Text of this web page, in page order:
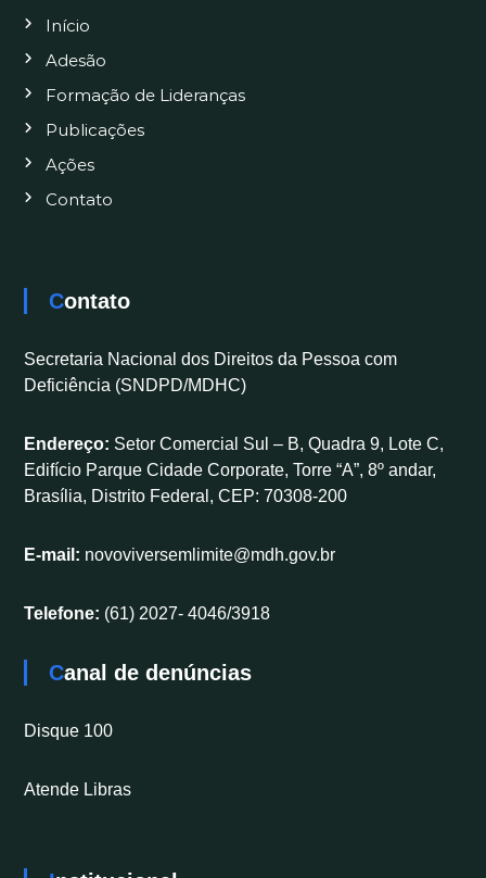
Início
Adesão
Formação de Lideranças
Publicações
Ações
Contato
Contato
Secretaria Nacional dos Direitos da Pessoa com
Deficiência (SNDPD/MDHC)
Endereço: Setor Comercial Sul – B, Quadra 9, Lote C,
Edifício Parque Cidade Corporate, Torre “A”, 8º andar,
Brasília, Distrito Federal, CEP: 70308-200
E-mail: novoviversemlimite@mdh.gov.br
Telefone: (61) 2027- 4046/3918
Canal de denúncias
Disque 100
Atende Libras